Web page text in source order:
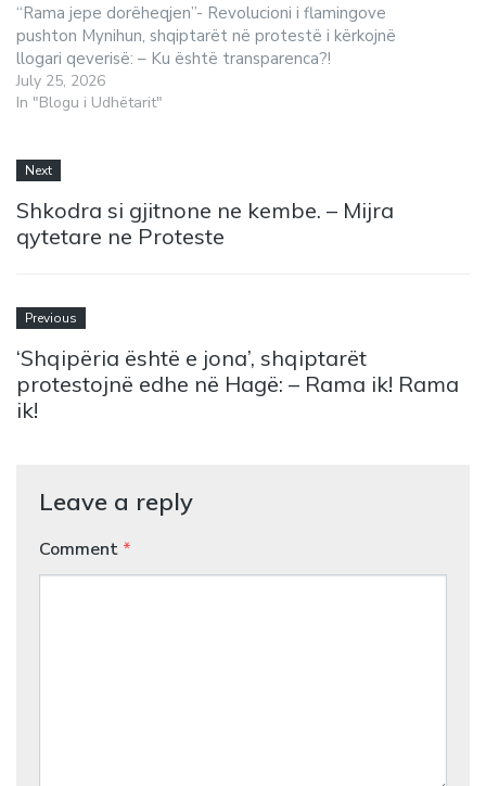
“Rama jepe dorëheqjen”- Revolucioni i flamingove
pushton Mynihun, shqiptarët në protestë i kërkojnë
llogari qeverisë: – Ku është transparenca?!
July 25, 2026
In "Blogu i Udhëtarit"
Next
Shkodra si gjitnone ne kembe. – Mijra
qytetare ne Proteste
Previous
‘Shqipëria është e jona’, shqiptarët
protestojnë edhe në Hagë: – Rama ik! Rama
ik!
Leave a reply
Comment *